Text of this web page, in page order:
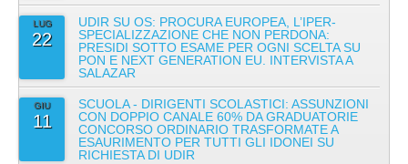
LUG
22
UDIR SU OS: PROCURA EUROPEA, L’IPER-
SPECIALIZZAZIONE CHE NON PERDONA:
PRESIDI SOTTO ESAME PER OGNI SCELTA SU
PON E NEXT GENERATION EU. INTERVISTA A
SALAZAR
GIU
11
SCUOLA - DIRIGENTI SCOLASTICI: ASSUNZIONI
CON DOPPIO CANALE 60% DA GRADUATORIE
CONCORSO ORDINARIO TRASFORMATE A
ESAURIMENTO PER TUTTI GLI IDONEI SU
RICHIESTA DI UDIR